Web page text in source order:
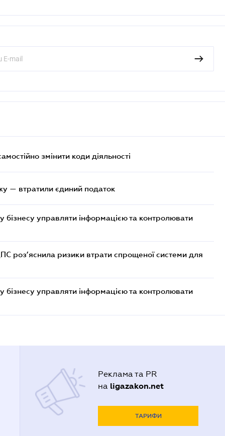
змінити коди діяльності
— втратили єдиний податок
управляти інформацією та контролювати
роз’яснила ризики втрати спрощеної системи для
управляти інформацією та контролювати
Реклама та PR
на ligazakon.net
ТАРИФИ